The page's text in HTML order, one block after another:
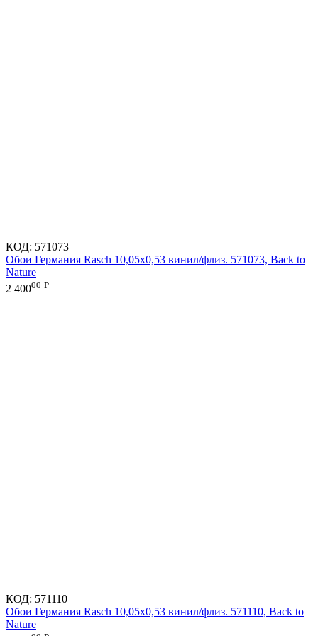
КОД: 571073
Обои Германия Rasch 10,05x0,53 винил/флиз. 571073, Back to
Nature
2 40000 Р
КОД: 571110
Обои Германия Rasch 10,05x0,53 винил/флиз. 571110, Back to
Nature